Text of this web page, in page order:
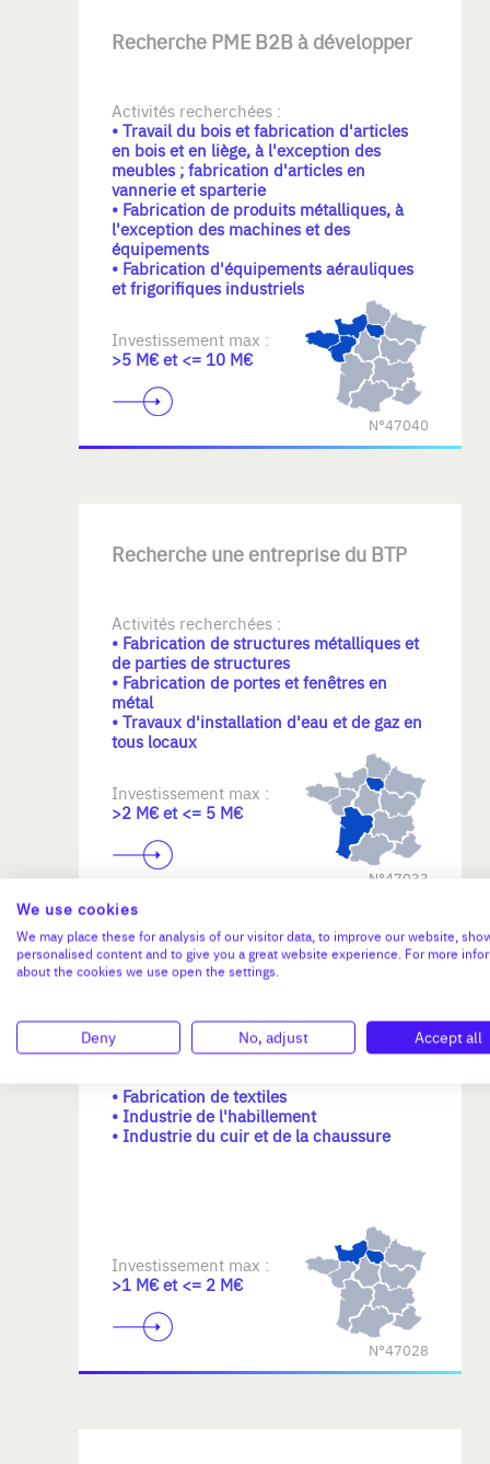
équipes en place.
Recherche PME B2B à développer
Activités recherchées :
• Travail du bois et fabrication d'articles
en bois et en liège, à l'exception des
meubles ; fabrication d'articles en
vannerie et sparterie
• Fabrication de produits métalliques, à
l'exception des machines et des
équipements
• Fabrication d'équipements aérauliques
et frigorifiques industriels
Investissement max :
>5 M€ et <= 10 M€
N°47040
Recherche une entreprise du BTP
Activités recherchées :
• Fabrication de structures métalliques et
de parties de structures
• Fabrication de portes et fenêtres en
métal
• Travaux d'installation d'eau et de gaz en
tous locaux
Investissement max :
>2 M€ et <= 5 M€
N°47033
manufacturière dans l'industrie &
l'artisanat
• Fabrication de textiles
• Industrie de l'habillement
• Industrie du cuir et de la chaussure
Investissement max :
>1 M€ et <= 2 M€
N°47028
We use cookies
We may place these for analysis of our visitor data, to improve our website,
personalised content and to give you a great website experience. For more
about the cookies we use open the settings.
Deny No, adjust Accept all